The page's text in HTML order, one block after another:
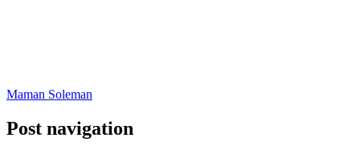
Maman Soleman
Post navigation